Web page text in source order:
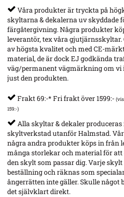
Våra produkter är tryckta på
skyltarna & dekalerna uv skyddade
färgåtergivning. Några produkter
leverantör, tex våra gjutjärnsskyltar.
av högsta kvalitet och med CE-
material, de är dock EJ godkända
väg/permanent vägmärkning om vi
just den produkten.
Frakt 69:-* Fri frakt över 1599:-
159:-)
Alla skyltar & dekaler produceras
skyltverkstad utanför Halmstad.
några andra produkter köps in från
många storlekar och material för
den skylt som passar dig. Varje
beställning och räknas som
ångerrätten inte gäller. Skulle något
det självklart direkt.